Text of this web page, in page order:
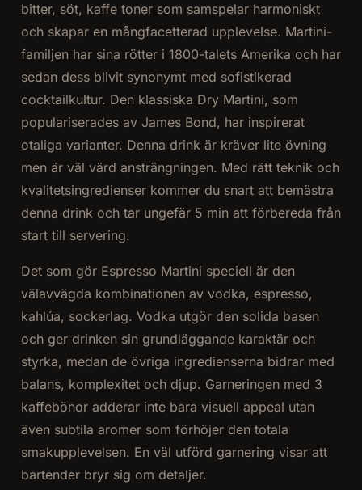
bitter, söt, kaffe toner som samspelar harmoniskt
och skapar en mångfacetterad upplevelse. Martini-
familjen har sina rötter i 1800-talets Amerika och har
sedan dess blivit synonymt med sofistikerad
cocktailkultur. Den klassiska Dry Martini, som
populariserades av James Bond, har inspirerat
otaliga varianter. Denna drink är kräver lite övning
men är väl värd ansträngningen. Med rätt teknik och
kvalitetsingredienser kommer du snart att bemästra
denna drink och tar ungefär 5 min att förbereda från
start till servering.
Det som gör Espresso Martini speciell är den
välavvägda kombinationen av vodka, espresso,
kahlúa, sockerlag. Vodka utgör den solida basen
och ger drinken sin grundläggande karaktär och
styrka, medan de övriga ingredienserna bidrar med
balans, komplexitet och djup. Garneringen med 3
kaffebönor adderar inte bara visuell appeal utan
även subtila aromer som förhöjer den totala
smakupplevelsen. En väl utförd garnering visar att
bartender bryr sig om detaljer.